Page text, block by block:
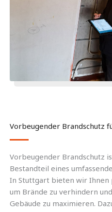
Vorbeugender Brandschutz
Vorbeugender Brandschutz
Bestandteil eines
In Stuttgart bieten wir Ihnen
um Brände zu verhindern
Gebäude zu maximieren.